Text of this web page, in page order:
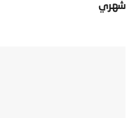
شهري‬